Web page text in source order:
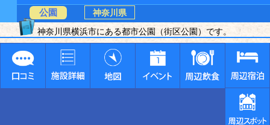
公園
神奈川県
神奈川県横浜市にある都市公園（街区公園）です。